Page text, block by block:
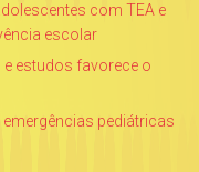
com TEA e
escolar
estudos favorece o
pediátricas